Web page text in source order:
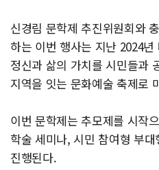
신경림 문학제 추진위원회와
하는 이번 행사는 지난 2024
정신과 삶의 가치를 시민들과
지역을 잇는 문화예술 축제로
이번 문학제는 추모제를 시작
학술 세미나, 시민 참여형 부
진행된다.